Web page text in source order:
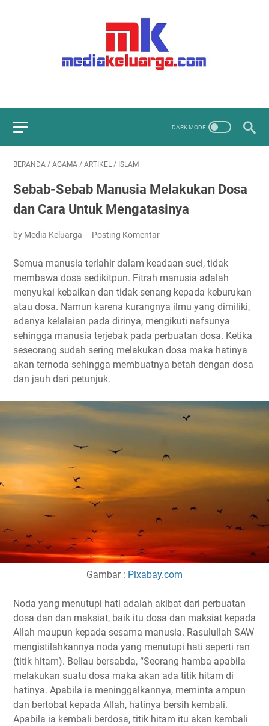
BERANDA / AGAMA / ARTIKEL / ISLAM
Sebab-Sebab Manusia Melakukan Dosa
dan Cara Untuk Mengatasinya
by Media Keluarga Posting Komentar
Semua manusia terlahir dalam keadaan suci, tidak
membawa dosa sedikitpun. Fitrah manusia adalah
menyukai kebaikan dan tidak senang kepada keburukan
atau dosa. Namun karena kurangnya ilmu yang dimiliki,
adanya kelalaian pada dirinya, mengikuti nafsunya
sehingga manusia terjebak pada perbuatan dosa. Ketika
seseorang sudah sering melakukan dosa maka hatinya
akan ternoda sehingga membuatnya betah dengan dosa
dan jauh dari petunjuk.
Gambar : Pixabay.com
Noda yang menutupi hati adalah akibat dari perbuatan
dosa dan dan maksiat, baik itu dosa dan maksiat kepada
Allah maupun kepada sesama manusia. Rasulullah SAW
mengistilahkannya noda yang menutupi hati seperti ran
(titik hitam). Beliau bersabda, “Seorang hamba apabila
melakukan suatu dosa maka akan ada titik hitam di
hatinya. Apabila ia meninggalkannya, meminta ampun
dan bertobat kepada Allah, hatinya bersih kembali.
Apabila ia kembali berdosa, titik hitam itu akan kembali